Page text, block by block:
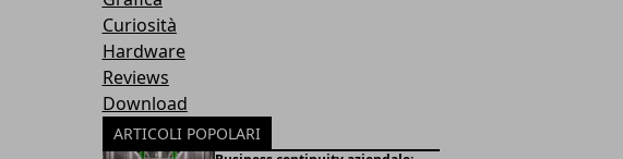
Curiosità
Hardware
Reviews
Download
ARTICOLI POPOLARI